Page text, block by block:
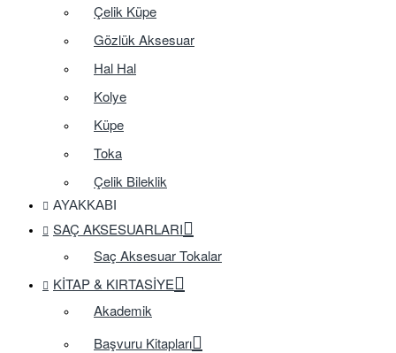
Çelik Küpe
Gözlük Aksesuar
Hal Hal
Kolye
Küpe
Toka
Çelik Bileklik
AYAKKABI
SAÇ AKSESUARLARI
Saç Aksesuar Tokalar
KITAP & KIRTASIYE
Akademik
Başvuru Kitapları